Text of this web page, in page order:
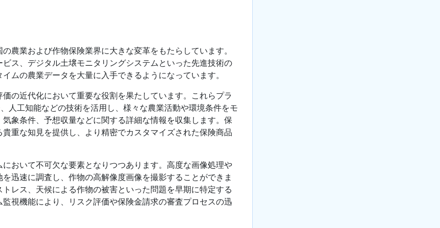
農業および作物保険業界に大きな変革をもたらしています。
ス、デジタル土壌モニタリングシステムといった先進技術の
ムの農業データを大量に入手できるようになっています。
の近代化において重要な役割を果たしています。これらプラ
人工知能などの技術を活用し、様々な農業活動や環境条件をモ
象条件、予想収量などに関する詳細な情報を収集します。保
重な知見を提供し、より精密でカスタマイズされた保険商品
おいて不可欠な要素となりつつあります。高度な画像処理や
迅速に調査し、作物の高解像度画像を撮影することができま
レス、天候による作物の被害といった問題を早期に特定する
視機能により、リスク評価や保険金請求の審査プロセスの迅